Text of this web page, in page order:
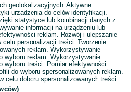
geolokalizacyjnych. Aktywne
urządzenia do celów identyfikacji.
statystyce lub kombinacji danych z
informacji na urządzeniu lub
reklam. Rozwój i ulepszanie
celu personalizacji treści. Tworzenie
reklam. Wykorzystywanie
wyboru reklam. Wykorzystywanie
wyboru treści. Pomiar efektywności
do wyboru spersonalizowanych reklam.
celu doboru spersonalizowanych treści.